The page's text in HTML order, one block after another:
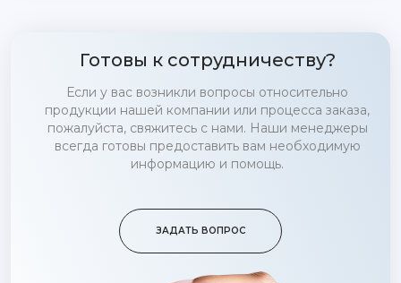
Готовы к сотрудничеству?
Если у вас возникли вопросы относительно
продукции нашей компании или процесса заказа,
пожалуйста, свяжитесь с нами. Наши менеджеры
всегда готовы предоставить вам необходимую
информацию и помощь.
ЗАДАТЬ ВОПРОС